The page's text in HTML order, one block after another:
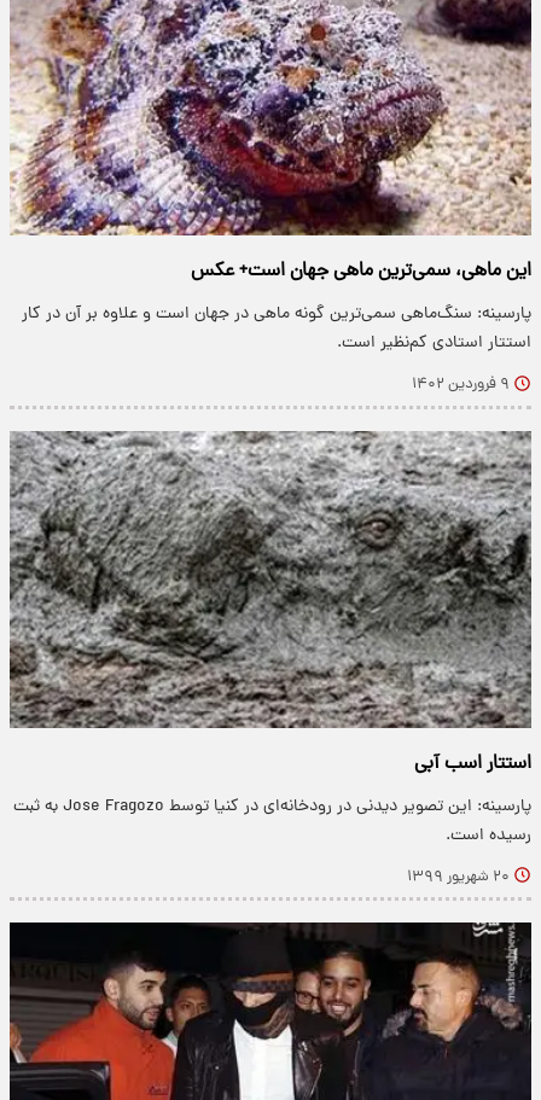
این ماهی، سمی‌ترین ماهی جهان است+ عکس
پارسینه: سنگ‌ماهی سمی‌ترین گونه ماهی در جهان است و علاوه بر آن در کار
استتار استادی کم‌نظیر است.
۹ فروردین ۱۴۰۲
استتار اسب آبی
پارسینه: این تصویر دیدنی در رودخانه‌ای در کنیا توسط Jose Fragozo به ثبت
رسیده است.
۲۰ شهریور ۱۳۹۹